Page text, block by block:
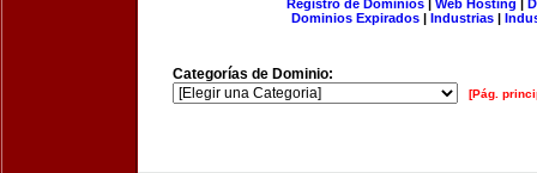
Registro de Dominios| Web Hosting |
Dominios Expirados | Industrias |
Categorías de Dominio:
[Pág.